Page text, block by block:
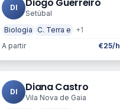
DI
Setúbal
Biologia
C. Terra e
+1
A partir
€25/h
DI Diana Castro
Vila Nova de Gaia